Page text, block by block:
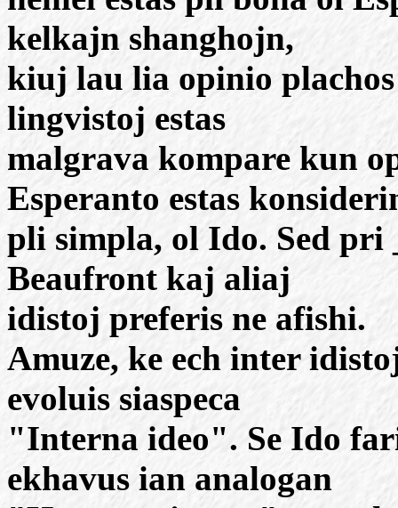
kelkajn shanghojn,
kiuj lau lia opinio
lingvistoj estas
malgrava kompare kun
Esperanto estas
pli simpla, ol Ido. Sed pri
Beaufront kaj aliaj
idistoj preferis ne afishi.
Amuze, ke ech inter
evoluis siaspeca
"Interna ideo". Se Ido
ekhavus ian analogan